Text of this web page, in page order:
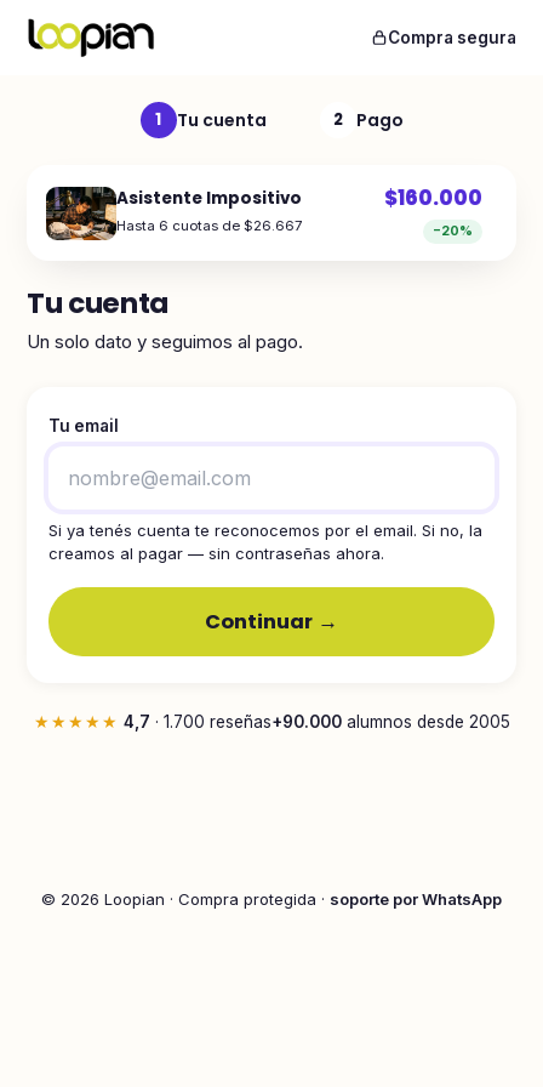
Compra segura
1 Tu cuenta 2 Pago
Tu cuenta
Un solo dato y seguimos al pago.
Tu email
Si ya tenés cuenta te reconocemos por el email. Si no, la
creamos al pagar — sin contraseñas ahora.
Continuar →
★★★★★ 4,7 · 1.700 reseñas+90.000alumnos desde 2005
Asistente Impositivo
Hasta 6 cuotas de $26.667
$160.000
−20%
© 2026 Loopian · Compra protegida · soporte por WhatsApp